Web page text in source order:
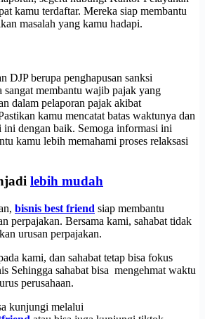
kamu terdaftar. Mereka siap membantu
masalah yang kamu hadapi.
DJP berupa penghapusan sanksi
sangat membantu wajib pajak yang
dalam pelaporan pajak akibat
kamu mencatat batas waktunya dan
ini dengan baik. Semoga informasi ini
kamu lebih memahami proses relaksasi
lebih mudah
bisnis best friend siap membantu
perpajakan. Bersama kami, sahabat tidak
urusan perpajakan.
kami, dan sahabat tetap bisa fokus
Sehingga sahabat bisa mengehmat waktu
perusahaan.
kunjungi melalui